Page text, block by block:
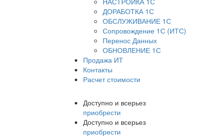
ДОРАБОТКА 1С
ОБСЛУЖИВАНИЕ 1С
Сопровождение 1С (ИТС)
Перенос Данных
ОБНОВЛЕНИЕ 1С
Продажа ИТ
Контакты
Расчет стоимости
Доступно и всерьез
приобрести
Доступно и всерьез
приобрести